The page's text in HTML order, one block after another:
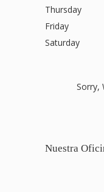
Thursday
Friday
Saturday
Sorry,
Nuestra